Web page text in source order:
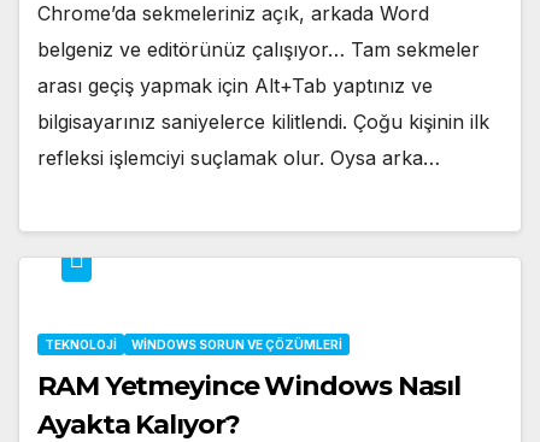
Chrome’da sekmeleriniz açık, arkada Word
belgeniz ve editörünüz çalışıyor… Tam sekmeler
arası geçiş yapmak için Alt+Tab yaptınız ve
bilgisayarınız saniyelerce kilitlendi. Çoğu kişinin ilk
refleksi işlemciyi suçlamak olur. Oysa arka…
TEKNOLOJI WINDOWS SORUN VE ÇÖZÜMLERI
RAM Yetmeyince Windows Nasıl
Ayakta Kalıyor?